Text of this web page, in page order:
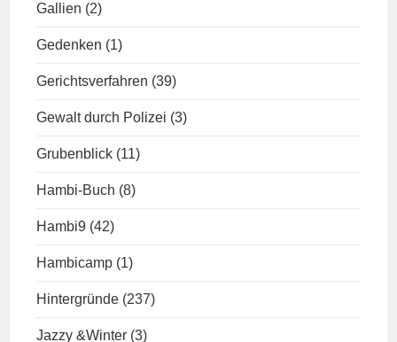
Gallien (2)
Gedenken (1)
Gerichtsverfahren (39)
Gewalt durch Polizei (3)
Grubenblick (11)
Hambi-Buch (8)
Hambi9 (42)
Hambicamp (1)
Hintergründe (237)
Jazzy &Winter (3)